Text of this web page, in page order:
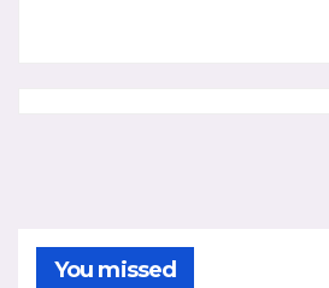
You missed